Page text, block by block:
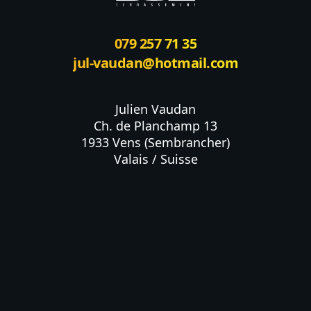
079 257 71 35
jul-vaudan@hotmail.com
Julien Vaudan
Ch. de Planchamp 13
1933 Vens (Sembrancher)
Valais / Suisse